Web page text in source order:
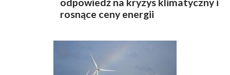
rosnące ceny energii